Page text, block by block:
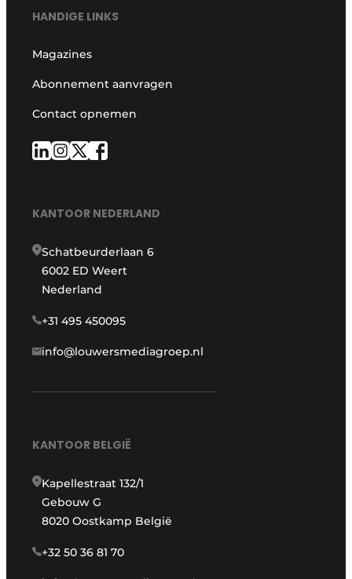
HANDIGE LINKS
Magazines
Abonnement aanvragen
Contact opnemen
KANTOOR NEDERLAND
Schatbeurderlaan 6
6002 ED Weert
Nederland
+31 495 450095
info@louwersmediagroep.nl
KANTOOR BELGIË
Kapellestraat 132/1
Gebouw G
8020 Oostkamp België
+32 50 36 81 70